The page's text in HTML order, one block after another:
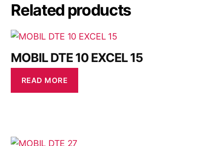
Related products
MOBIL DTE 10 EXCEL 15
READ MORE